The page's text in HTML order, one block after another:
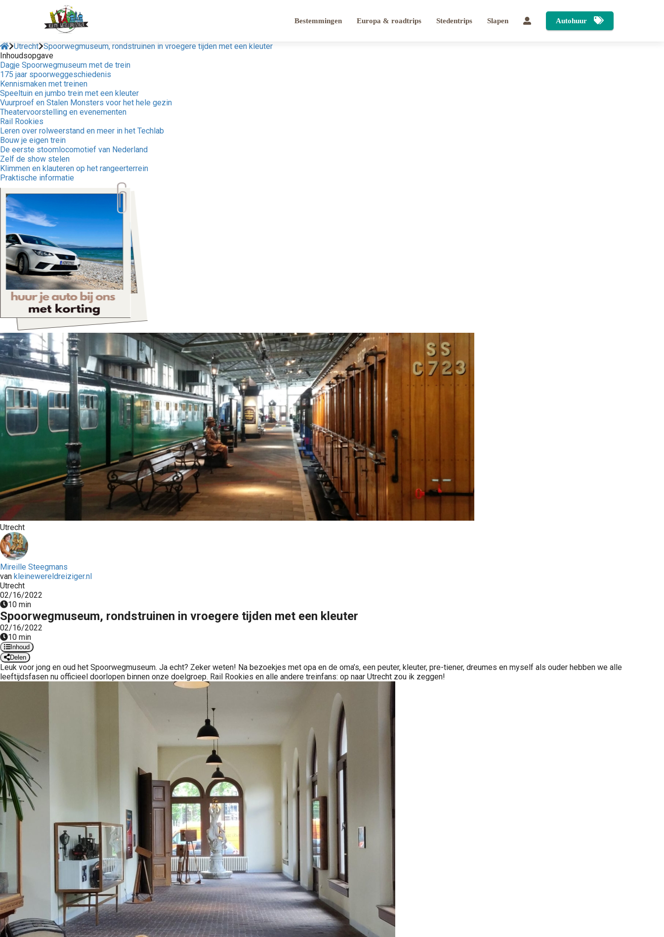
Bestemmingen Europa & roadtrips Stedentrips Slapen Autohuur
Utrecht Spoorwegmuseum, rondstruinen in vroegere tijden met een kleuter
Inhoudsopgave
Dagje Spoorwegmuseum met de trein
175 jaar spoorweggeschiedenis
Kennismaken met treinen
Speeltuin en jumbo trein met een kleuter
Vuurproef en Stalen Monsters voor het hele gezin
Theatervoorstelling en evenementen
Rail Rookies
Leren over rolweerstand en meer in het Techlab
Bouw je eigen trein
De eerste stoomlocomotief van Nederland
Zelf de show stelen
Klimmen en klauteren op het rangeerterrein
Praktische informatie
Utrecht
Mireille Steegmans
van kleinewereldreiziger.nl
Utrecht
02/16/2022
10 min
Spoorwegmuseum, rondstruinen in vroegere tijden met een kleuter
02/16/2022
10 min
Inhoud
Delen
Leuk voor jong en oud het Spoorwegmuseum. Ja echt? Zeker weten! Na bezoekjes met opa en de oma’s, een peuter, kleuter, pre-tiener, dreumes en myself als ouder hebben we alle
leeftijdsfasen nu officieel doorlopen binnen onze doelgroep. Rail Rookies en alle andere treinfans: op naar Utrecht zou ik zeggen!